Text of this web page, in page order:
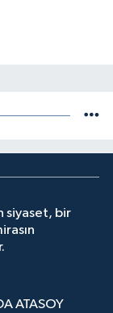
siyaset, bir
ATASOY